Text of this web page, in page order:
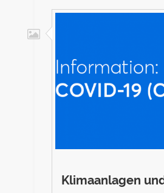
Klimaanlagen